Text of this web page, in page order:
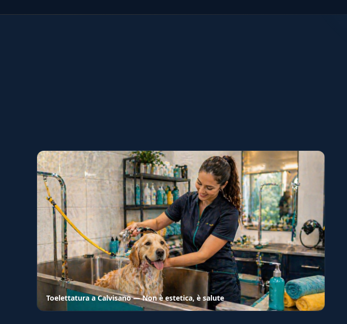
Toelettatura a Calvisano — Non è estetica, è salute